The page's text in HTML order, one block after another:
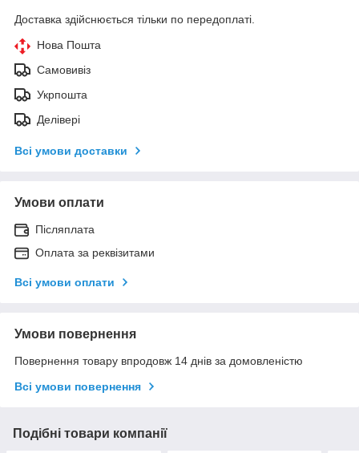
Доставка здійснюється тільки по передоплаті.
Нова Пошта
Самовивіз
Укрпошта
Делівері
Всі умови доставки
Умови оплати
Післяплата
Оплата за реквізитами
Всі умови оплати
Умови повернення
Повернення товару впродовж 14 днів за домовленістю
Всі умови повернення
Подібні товари компанії